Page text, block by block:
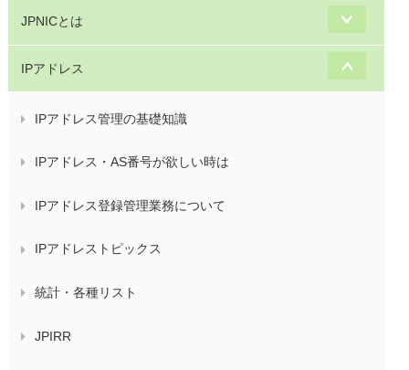
JPNICとは
IPアドレス
IPアドレス管理の基礎知識
IPアドレス・AS番号が欲しい時は
IPアドレス登録管理業務について
IPアドレストピックス
統計・各種リスト
JPIRR